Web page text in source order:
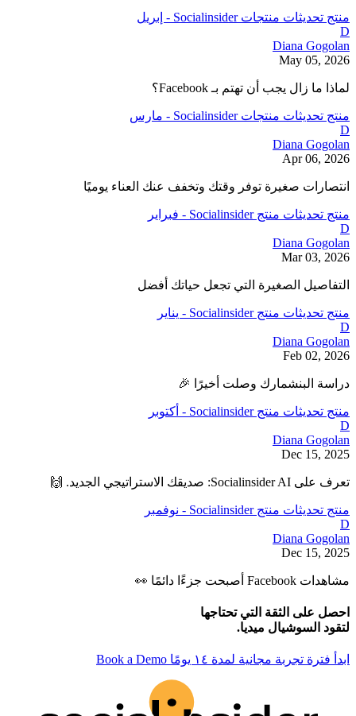
منتج تحديثات منتجات Socialinsider - إبريل
D
Diana Gogolan
May 05, 2026
لماذا ما زال يجب أن تهتم بـ Facebook؟
منتج تحديثات منتجات Socialinsider - مارس
D
Diana Gogolan
Apr 06, 2026
انتصارات صغيرة توفر وقتك وتخفف عنك العناء يوميًا
منتج تحديثات منتج Socialinsider - فبراير
D
Diana Gogolan
Mar 03, 2026
التفاصيل الصغيرة التي تجعل حياتك أفضل
منتج تحديثات منتج Socialinsider - يناير
D
Diana Gogolan
Feb 02, 2026
دراسة البنشمارك وصلت أخيرًا 🎉
منتج تحديثات منتج Socialinsider - أكتوبر
D
Diana Gogolan
Dec 15, 2025
تعرف على Socialinsider AI: صديقك الاستراتيجي الجديد. 🙌
منتج تحديثات منتج Socialinsider - نوفمبر
D
Diana Gogolan
Dec 15, 2025
مشاهدات Facebook أصبحت جزءًا دائمًا 👀
احصل على الثقة التي تحتاجها
لتقود السوشيال ميديا.
ابدأ فترة تجربة مجانية لمدة ١٤ يومًا Book a Demo